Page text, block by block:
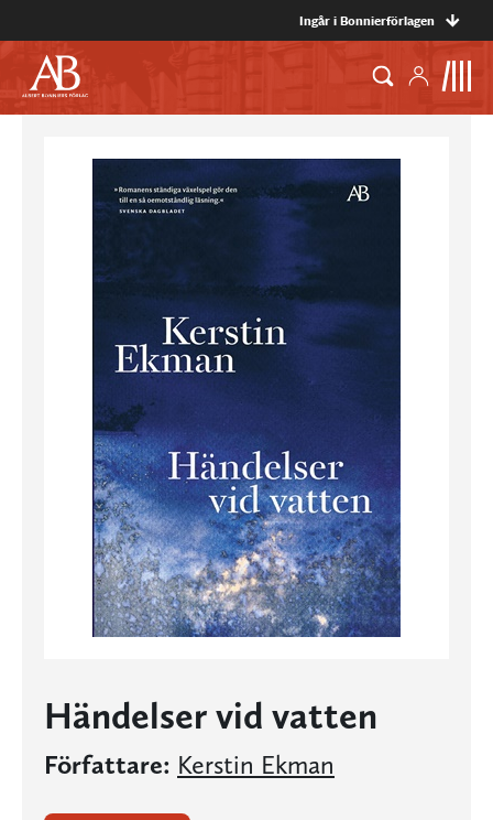
Ingår i Bonnierförlagen
Händelser vid vatten
Författare: Kerstin Ekman